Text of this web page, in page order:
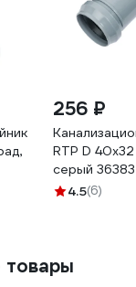
256 ₽
RTP D
серый 36383
4.5(6)